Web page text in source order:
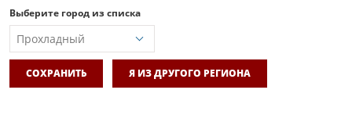
Выберите город из списка
СОХРАНИТЬ Я ИЗ ДРУГОГО РЕГИОНА